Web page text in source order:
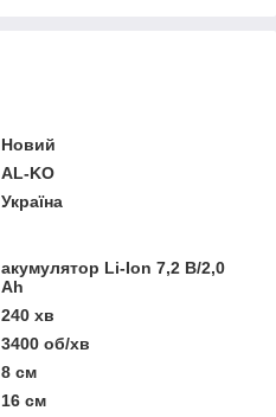
Новий
AL-KO
Україна
акумулятор Li-Ion 7,2 В/2,0
Аh
240 хв
3400 об/хв
8 см
16 см